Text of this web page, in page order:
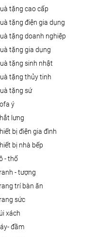
quà tặng cao cấp
quà tặng điện gia dụng
quà tặng doanh nghiệp
quà tặng gia dụng
quà tặng sinh nhật
quà tặng thủy tinh
quà tặng sứ
ý
lưng
bị điện gia đình
bị nhà bếp
- thố
- tượng
trí bàn ăn
sức
xách
váy- đầm